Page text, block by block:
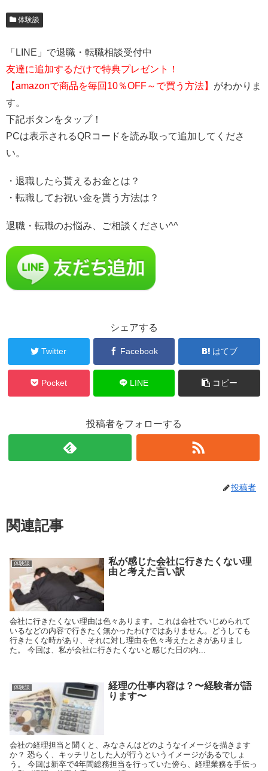
体験談
「LINE」で退職・転職相談受付中
友達に追加するだけで特典プレゼント！
【amazonで商品を毎回10％OFF～で買う方法】 がわかりま
す。
下記ボタンをタップ！
PCは表示されるQRコードを読み取って追加してくださ
い。
・退職したら貰えるお金とは？
・転職してお祝い金を貰う方法は？
退職・転職のお悩み、ご相談ください^^
シェアする
Twitter Facebook はてブ
Pocket LINE コピー
投稿者をフォローする
投稿者
関連記事
体験談
私が感じた会社に行きたくない理
由と考えた言い訳
会社に行きたくない理由は色々あります。これは会社でいじめられて
いるなどの内容で行きたく無かったわけではありません。どうしても
行きたくな時があり、それに対し理由を色々考えたときがありまし
た。 今回は、私が会社に行きたくないと感じた日の内...
体験談
経理の仕事内容は？〜経験者が語
ります〜
会社の経理担当と聞くと、みなさんはどのようなイメージを描きます
か？ 恐らく、キッチリとした人が行うというイメージがあるでしょ
う。 今回は新卒で4年間総務担当を行っていた傍ら、経理業務を手伝っ